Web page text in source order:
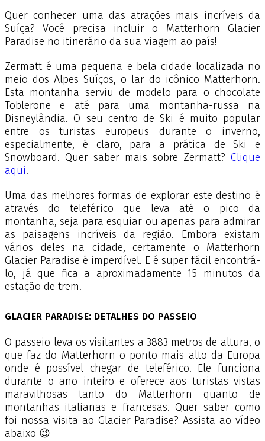
Quer conhecer uma das atrações mais incríveis da
Suíça? Você precisa incluir o Matterhorn Glacier
Paradise no itinerário da sua viagem ao país!
Zermatt é uma pequena e bela cidade localizada no
meio dos Alpes Suíços, o lar do icônico Matterhorn.
Esta montanha serviu de modelo para o chocolate
Toblerone e até para uma montanha-russa na
Disneylândia. O seu centro de Ski é muito popular
entre os turistas europeus durante o inverno,
especialmente, é claro, para a prática de Ski e
Snowboard. Quer saber mais sobre Zermatt? Clique
aqui!
Uma das melhores formas de explorar este destino é
através do teleférico que leva até o pico da
montanha, seja para esquiar ou apenas para admirar
as paisagens incríveis da região. Embora existam
vários deles na cidade, certamente o Matterhorn
Glacier Paradise é imperdível. E é super fácil encontrá-
lo, já que fica a aproximadamente 15 minutos da
estação de trem.
GLACIER PARADISE: DETALHES DO PASSEIO
O passeio leva os visitantes a 3883 metros de altura, o
que faz do Matterhorn o ponto mais alto da Europa
onde é possível chegar de teleférico. Ele funciona
durante o ano inteiro e oferece aos turistas vistas
maravilhosas tanto do Matterhorn quanto de
montanhas italianas e francesas. Quer saber como
foi nossa visita ao Glacier Paradise? Assista ao vídeo
abaixo 😉